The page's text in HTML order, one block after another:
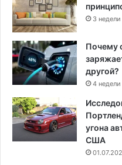
3
Почему
другой?
4
угона
США